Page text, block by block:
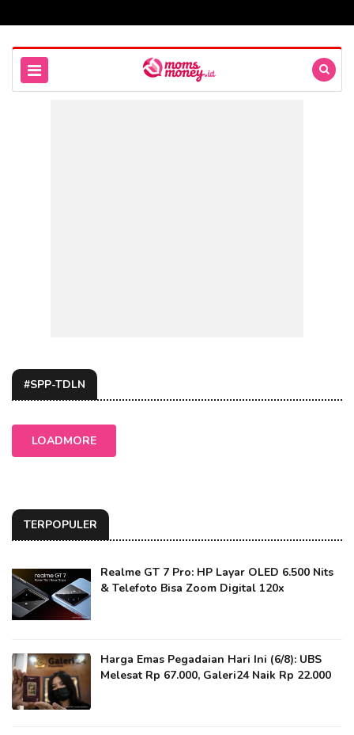
#SPP-TDLN
LOADMORE
TERPOPULER
Realme GT 7 Pro: HP Layar OLED 6.500 Nits
& Telefoto Bisa Zoom Digital 120x
Harga Emas Pegadaian Hari Ini (6/8): UBS
Melesat Rp 67.000, Galeri24 Naik Rp 22.000